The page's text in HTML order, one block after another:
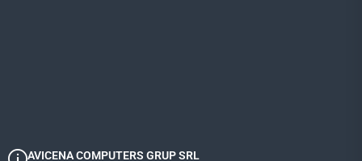
AVICENA COMPUTERS GRUP SRL